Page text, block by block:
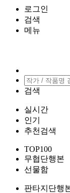
로그인
검색
메뉴
검색
실시간
인기
추천검색
TOP100
무협단행본
선물함
판타지단행